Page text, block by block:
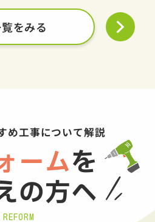
をみる
め工事について解説
ームを
の方へ
REFORM